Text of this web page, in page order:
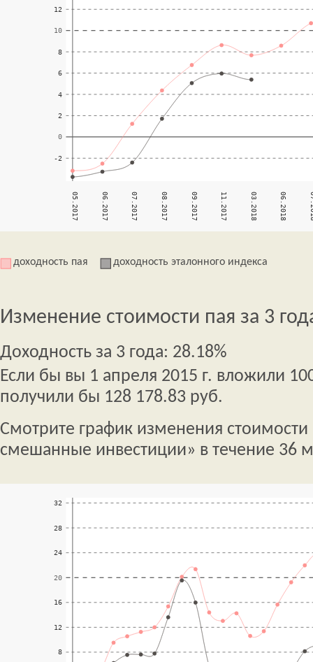
доходность пая доходность эталонного индекса
Изменение стоимости пая за 3
Доходность за 3 года: 28.18%
Если бы вы 1 апреля 2015 г. вложили
получили бы 128 178.83 руб.
Смотрите график изменения
смешанные инвестиции» в течение 36